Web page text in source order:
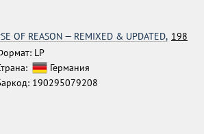
OF REASON — REMIXED & UPDATED, 1987
LP
Германия
190295079208